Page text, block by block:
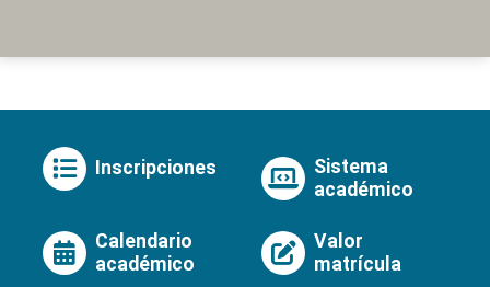
Inscripciones
Sistema
académico
Calendario
académico
Valor
matrícula